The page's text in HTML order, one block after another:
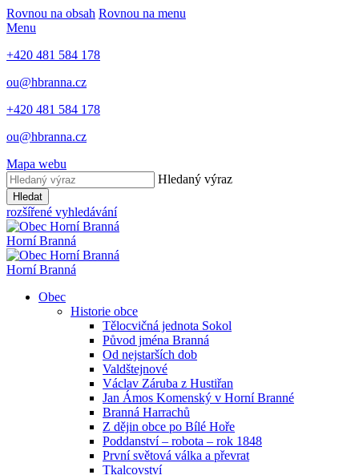
Rovnou na obsah Rovnou na menu
Menu
+420 481 584 178
ou@hbranna.cz
+420 481 584 178
ou@hbranna.cz
Mapa webu
Hledaný výraz
Hledat
rozšířené vyhledávání
Horní Branná
Horní Branná
Obec
Historie obce
Tělocvičná jednota Sokol
Původ jména Branná
Od nejstarších dob
Valdštejnové
Václav Záruba z Hustiřan
Jan Ámos Komenský v Horní Branné
Branná Harrachů
Z dějin obce po Bílé Hoře
Poddanství – robota – rok 1848
První světová válka a převrat
Tkalcovství